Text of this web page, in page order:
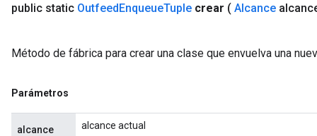
public static OutfeedEnqueueTuple crear ( Alcance
Método de fábrica para crear una clase que envuelva una
Parámetros
alcance alcance actual